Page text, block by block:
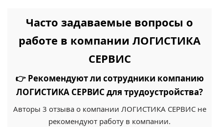
Часто задаваемые вопросы о
работе в компании ЛОГИСТИКА
СЕРВИС
👉 Рекомендуют ли сотрудники компанию
ЛОГИСТИКА СЕРВИС для трудоустройства?
Авторы 3 отзыва о компании ЛОГИСТИКА СЕРВИС не
рекомендуют работу в компании.